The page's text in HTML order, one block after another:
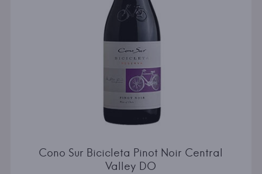
Cono Sur Bicicleta Pinot Noir Central
Valley DO